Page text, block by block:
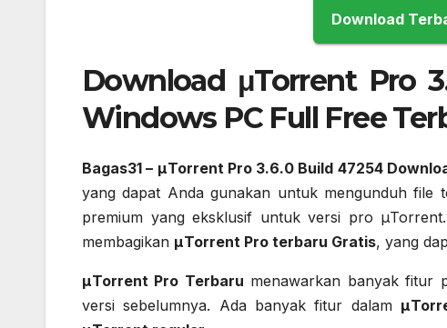
Download μTorrent Pro
Windows PC Full Free
Bagas31 – μTorrent Pro 3.6.0 Build 47254
yang dapat Anda gunakan untuk mengunduh file
premium yang eksklusif untuk versi pro
membagikan μTorrent Pro terbaru Gratis, yang
μTorrent Pro Terbaru menawarkan banyak fitur
versi sebelumnya. Ada banyak fitur dalam